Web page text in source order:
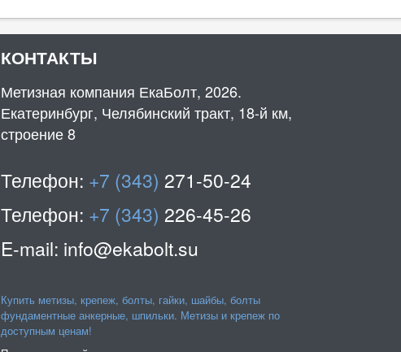
КОНТАКТЫ
Метизная компания ЕкаБолт, 2026.
Екатеринбург, Челябинский тракт, 18-й км,
строение 8
Телефон: +7 (343) 271-50-24
Телефон: +7 (343) 226-45-26
E-mail: info@ekabolt.su
Купить метизы, крепеж, болты, гайки, шайбы, болты
фундаментные анкерные, шпильки. Метизы и крепеж по
доступным ценам!